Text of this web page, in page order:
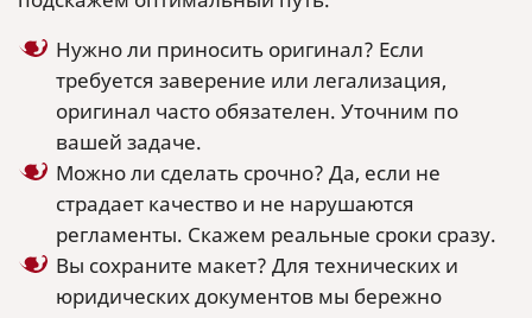
Нужно ли приносить оригинал? Если
требуется заверение или легализация,
оригинал часто обязателен. Уточним по
вашей задаче.
Можно ли сделать срочно? Да, если не
страдает качество и не нарушаются
регламенты. Скажем реальные сроки сразу.
Вы сохраните макет? Для технических и
юридических документов мы бережно